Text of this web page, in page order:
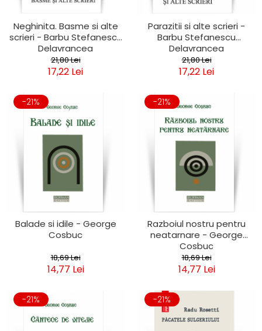
Neghinita. Basme si alte
scrieri - Barbu Stefanescu
Delavrancea
21,80 Lei
17,22 Lei
Parazitii si alte scrieri -
Barbu Stefanescu
Delavrancea
21,80 Lei
17,22 Lei
-21%
Balade si idile - George
Cosbuc
18,69 Lei
14,77 Lei
-21%
Razboiul nostru pentru
neatarnare - George
Cosbuc
18,69 Lei
14,77 Lei
-21% -21%